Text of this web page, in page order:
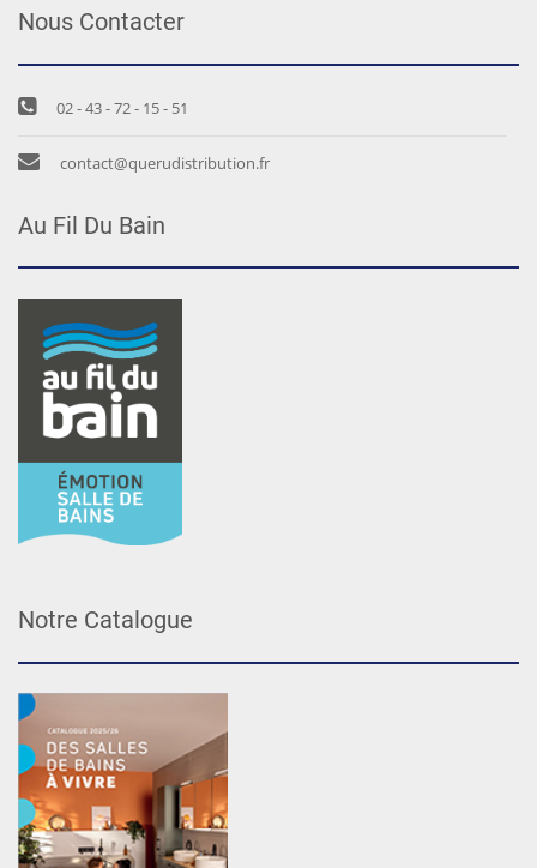
Nous Contacter
02 - 43 - 72 - 15 - 51
contact@querudistribution.fr
Au Fil Du Bain
Notre Catalogue